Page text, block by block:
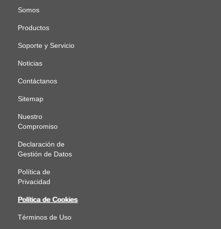
Somos
Productos
Soporte y Servicio
Noticias
Contáctanos
Sitemap
Nuestro
Compromiso
Declaración de
Gestión de Datos
Política de
Privacidad
Política de Cookies
Términos de Uso